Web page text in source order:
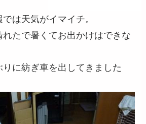
は天気がイマイチ。
れたで暑くてお出かけはできな
りに紡ぎ車を出してきました